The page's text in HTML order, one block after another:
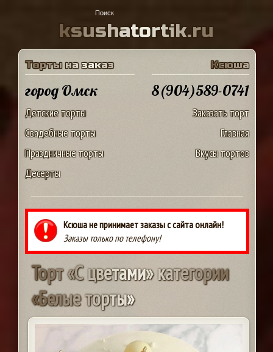
ksushatortik.ru
Торты на заказ
город Омск
Детские торты
Свадебные торты
Праздничные торты
Десерты
Ксюша
8(904)589-0741
Заказать торт
Главная
Вкусы тортов
Ксюша не принимает заказы с сайта онлайн!
Заказы только по телефону!
Торт«Сцветами»категории
«Белыеторты»